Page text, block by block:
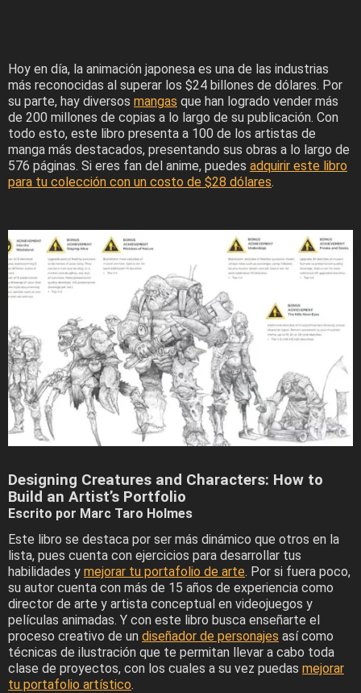
Hoy en día, la animación japonesa es una de las industrias
más reconocidas al superar los $24 billones de dólares. Por
su parte, hay diversos mangas que han logrado vender más
de 200 millones de copias a lo largo de su publicación. Con
todo esto, este libro presenta a 100 de los artistas de
manga más destacados, presentando sus obras a lo largo de
576 páginas. Si eres fan del anime, puedes adquirir este libro
para tu colección con un costo de $28 dólares.
Designing Creatures and Characters: How to
Build an Artist’s Portfolio
Escrito por Marc Taro Holmes
Este libro se destaca por ser más dinámico que otros en la
lista, pues cuenta con ejercicios para desarrollar tus
habilidades y mejorar tu portafolio de arte. Por si fuera poco,
su autor cuenta con más de 15 años de experiencia como
director de arte y artista conceptual en videojuegos y
películas animadas. Y con este libro busca enseñarte el
proceso creativo de un diseñador de personajes así como
técnicas de ilustración que te permitan llevar a cabo toda
clase de proyectos, con los cuales a su vez puedas mejorar
tu portafolio artístico.